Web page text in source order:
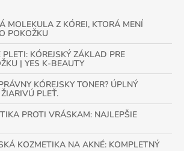
MOLEKULA Z KÓREI, KTORÁ MENÍ
POKOŽKU
KÓREJSKÝ ZÁKLAD PRE
| YES K-BEAUTY
KÓREJSKY TONER? ÚPLNÝ
PLEŤ.
PROTI VRÁSKAM: NAJLEPŠIE
KOZMETIKA NA AKNÉ: KOMPLETNÝ